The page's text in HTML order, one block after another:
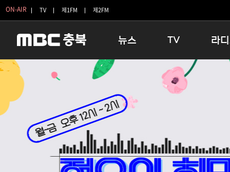
ON-AIR TV 제1FM 제2FM
뉴스
충청북도
청주
충주
단양
보은
영동
TV
생방송 활기찬 저녁
프라임인터뷰
전국시대
시청자 FLEX
특집프로그램
라